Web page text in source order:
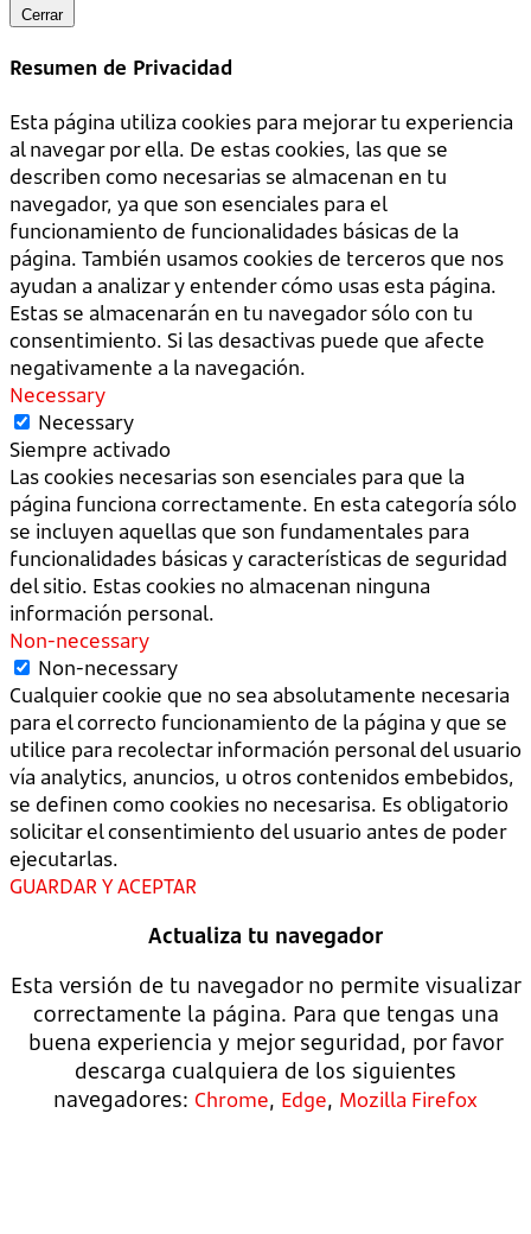
Cerrar
Resumen de Privacidad
Esta página utiliza cookies para mejorar tu experiencia
al navegar por ella. De estas cookies, las que se
describen como necesarias se almacenan en tu
navegador, ya que son esenciales para el
funcionamiento de funcionalidades básicas de la
página. También usamos cookies de terceros que nos
ayudan a analizar y entender cómo usas esta página.
Estas se almacenarán en tu navegador sólo con tu
consentimiento. Si las desactivas puede que afecte
negativamente a la navegación.
Necessary
Necessary
Siempre activado
Las cookies necesarias son esenciales para que la
página funciona correctamente. En esta categoría sólo
se incluyen aquellas que son fundamentales para
funcionalidades básicas y características de seguridad
del sitio. Estas cookies no almacenan ninguna
información personal.
Non-necessary
Non-necessary
Cualquier cookie que no sea absolutamente necesaria
para el correcto funcionamiento de la página y que se
utilice para recolectar información personal del usuario
vía analytics, anuncios, u otros contenidos embebidos,
se definen como cookies no necesarisa. Es obligatorio
solicitar el consentimiento del usuario antes de poder
ejecutarlas.
GUARDAR Y ACEPTAR
Actualiza tu navegador
Esta versión de tu navegador no permite visualizar
correctamente la página. Para que tengas una
buena experiencia y mejor seguridad, por favor
descarga cualquiera de los siguientes
navegadores: Chrome, Edge, Mozilla Firefox